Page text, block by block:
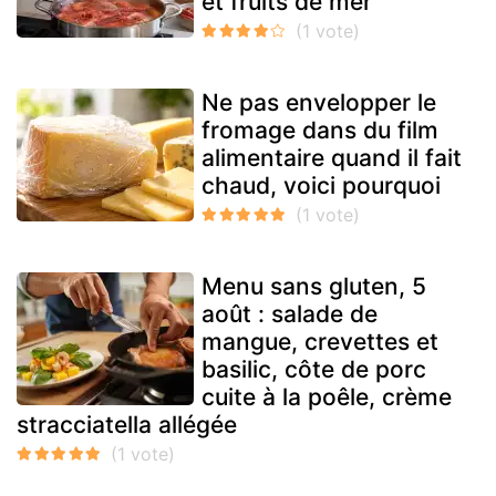
Ne pas envelopper le
fromage dans du film
alimentaire quand il fait
chaud, voici pourquoi
Menu sans gluten, 5
août : salade de
mangue, crevettes et
basilic, côte de porc
cuite à la poêle, crème
stracciatella allégée